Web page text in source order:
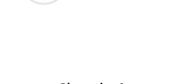
Fahrzeuge genau